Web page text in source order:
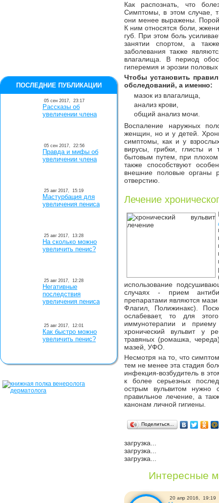
Как распознать, что
Симптомы, в этом случае,
они менее выражены. Порой
К ним относятся боли,
губ. При этом боль
занятии спортом, а
заболевания также
влагалища. В период
гиперемия и эрозии половых
Чтобы установить
обследований, а именно:
мазок из влагалища,
анализ крови,
общий анализ мочи.
Воспаление наружных
женщин, но и у детей.
симптомы, как и у
вирусы, грибки, глисты и
бытовым путем, при
также способствуют
внешние половые органы
отверстию.
Лечение
использование
случаях - прием
препаратами являются мази
Флагил, Полижинакс).
ослабевает, то для
иммунотерапии и
хронический вульвит у
травяных (ромашка,
мазей, УФО.
Несмотря на то, что
тем не менее эта стадия
инфекция-возбудитель в
к более серьезных
острым вульвитом нужно
правильное лечение, а
канонам личной гигиены.
Поделиться…
загрузка...
загрузка...
загрузка...
Интересные
20 апр 2016, 19:19
ПОСЛЕДНИЕ ПУБЛИКАЦИИ
05 сен 2017, 23:17
Рассказы об
увеличении члена
05 сен 2017, 22:56
Правда и мифы об
увеличении члена
25 авг 2017, 15:19
Мастурбация для
увеличения пениса
25 авг 2017, 13:28
На сколько можно
увеличить пенис?
25 авг 2017, 12:28
Негативные
последствия
увеличения пениса
25 авг 2017, 12:01
Как быстро можно
увеличить пенис?